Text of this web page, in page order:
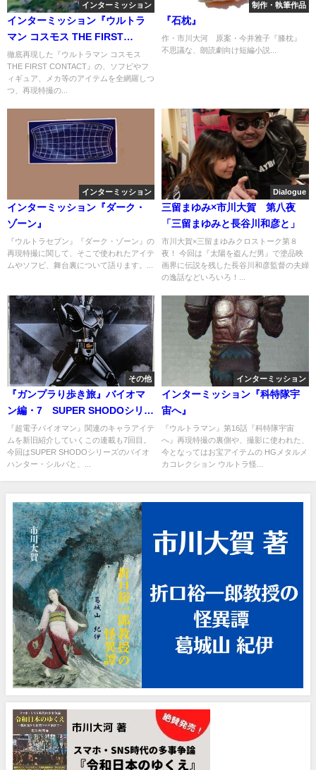
インターミッション
インターミッション『ウルトラ
マン コスモス THE FIRST
CONTACT』
徹底再現した『ウルトラマン コスモス
THE FIRST CONTACT』の、ソフビやフ
ィギュア、メカ等のアイテムを全網羅しつ
つ、再現特撮の...
制作・執筆作品
『石枕』
作・市川大河 原案・今井雅子『膝枕』
不思議な、朗読劇向け短編小説...
インターミッション
インターミッション『ダーク・
ゾーン』
『ウルトラセブン』『ダーク・ゾーン』の
再現特撮に関して、そこで使われたアイテ
ムやソフビ、舞台裏について語ります。...
Dialogue
三留まゆみ×市川大賀 第八夜
「三留まゆみと長谷川和彦と」
市川大賀×三留まゆみクロストーク第８
夜！ 今回は『太陽を盗んだ男』で塗品映
画界に伝説を残した長谷川和彦監督の夫婦
の逸話などいろいろ！...
その他
『ガンプラり歩き旅』バイオマ
ン編・7 SUPER SHODOシリー
ズ シルバ ガールズ・イン・
ユニフォーム ファラキャット
『超電子バイオマン』関連のキャラアイテ
ムを新旧紹介していくこの連載も7回目。
今回はSUPER SHODOシリーズのバイオ
ハンター・シルバと、...
インターミッション
インターミッション『科特隊宇
宙へ』
『ウルトラマン』第16話『科特隊宇宙
へ』再現特撮の裏側や、撮影に使われた、
今となってはお宝アイテムの HGメタルメ
カコレクション ウルトラ怪...